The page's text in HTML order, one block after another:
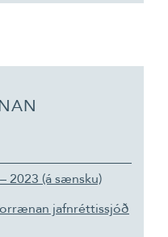
2023 (á sænsku)
jafnréttissjóð